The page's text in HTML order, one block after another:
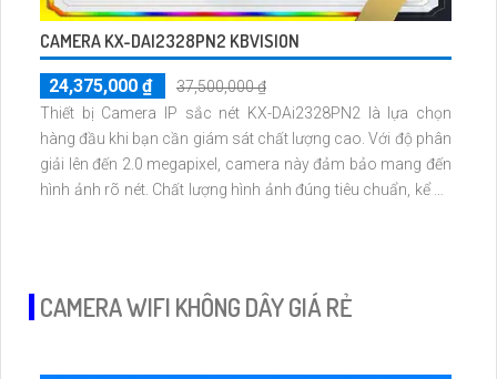
CAMERA KX-DAI2328PN2 KBVISION
24,375,000 ₫
37,500,000 ₫
Thiết bị Camera IP sắc nét KX-DAi2328PN2 là lựa chọn
hàng đầu khi bạn cần giám sát chất lượng cao. Với độ phân
giải lên đến 2.0 megapixel, camera này đảm bảo mang đến
hình ảnh rõ nét. Chất lượng hình ảnh đúng tiêu chuẩn, kể cả
CAMERA WIFI KHÔNG DÂY GIÁ RẺ